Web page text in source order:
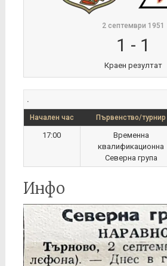
2 септември 1951
1 - 1
Краен резултат
.
Начален час Първенство/турнир
17:00
Временна
квалификационна
Северна група
Инфо